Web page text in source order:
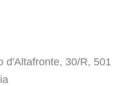
d'Altafronte, 30/R, 501